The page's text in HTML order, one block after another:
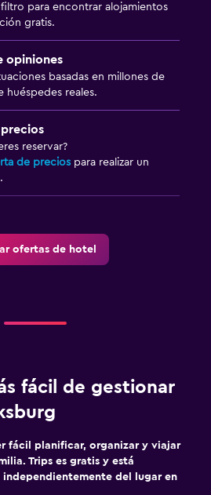
para encontrar alojamientos
gratis.
opiniones
basadas en millones de
huéspedes reales.
reservar?
de precios para realizar un
ofertas de hotel
fácil de gestionar
fácil planificar, organizar y viajar
Trips es gratis y está
independientemente del lugar en